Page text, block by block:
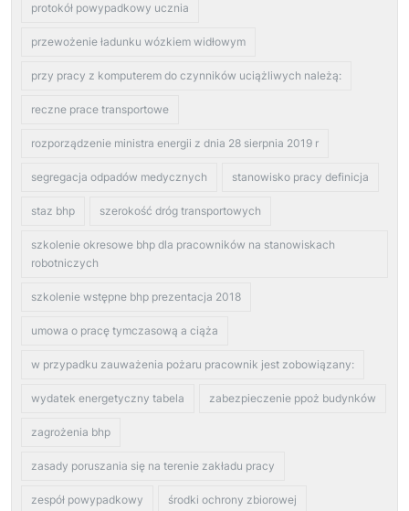
protokół powypadkowy ucznia
przewożenie ładunku wózkiem widłowym
przy pracy z komputerem do czynników uciążliwych należą:
reczne prace transportowe
rozporządzenie ministra energii z dnia 28 sierpnia 2019 r
segregacja odpadów medycznych stanowisko pracy definicja
staz bhp szerokość dróg transportowych
szkolenie okresowe bhp dla pracowników na stanowiskach
robotniczych
szkolenie wstępne bhp prezentacja 2018
umowa o pracę tymczasową a ciąża
w przypadku zauważenia pożaru pracownik jest zobowiązany:
wydatek energetyczny tabela zabezpieczenie ppoż budynków
zagrożenia bhp
zasady poruszania się na terenie zakładu pracy
zespół powypadkowy środki ochrony zbiorowej